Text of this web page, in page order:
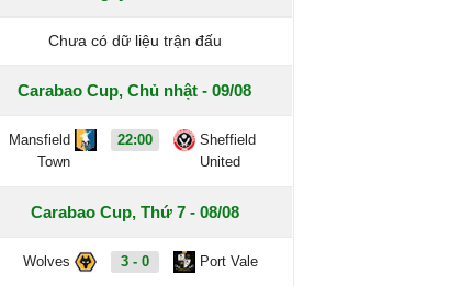
Chưa có dữ liệu trận đấu
Carabao Cup, Chủ nhật - 09/08
Mansfield
Town
22:00
Sheffield
United
Carabao Cup, Thứ 7 - 08/08
Wolves 3 - 0 Port Vale